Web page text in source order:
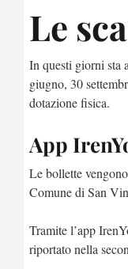
Le
In questi giorni sta
giugno, 30
dotazione fisica.
App
Le bollette
Comune di San
Tramite l’app
riportato nella